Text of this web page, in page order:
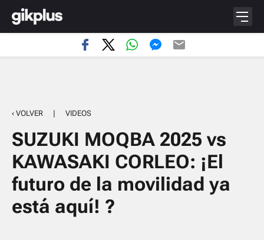
‹ VOLVER | VIDEOS
SUZUKI MOQBA 2025 vs
KAWASAKI CORLEO: ¡El
futuro de la movilidad ya
está aquí! ?